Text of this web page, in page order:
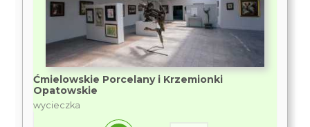
Ćmielowskie Porcelany i Krzemionki
Opatowskie
wycieczka